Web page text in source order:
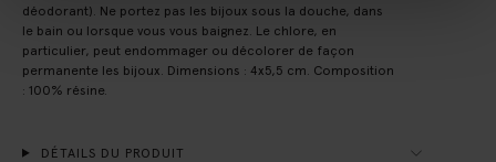
déodorant). Ne portez pas les bijoux sous la douche, dans
le bain ou lorsque vous vous baignez. Le chlore, en
particulier, peut endommager ou décolorer de façon
permanente les bijoux. Dimensions : 4x5,5 cm. Composition
: 100% résine.
DÉTAILS DU PRODUIT